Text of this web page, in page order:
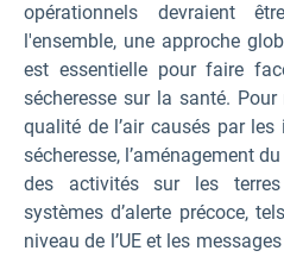
opérationnels devraient
l'ensemble, une approche
est essentielle pour faire
sécheresse sur la santé.
qualité de l’air causés par
sécheresse, l’aménagement
des activités sur les
systèmes d’alerte précoce,
niveau de l’UE et les